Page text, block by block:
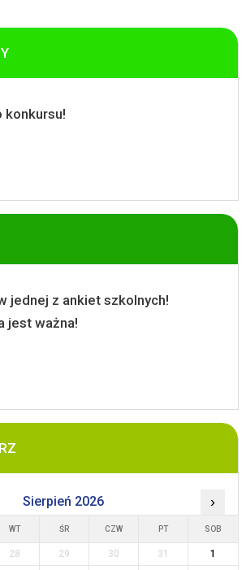
konkursu!
jednej z ankiet szkolnych!
jest ważna!
Sierpień 2026 ›
WT ŚR CZW PT SOB
28 29 30 31
1